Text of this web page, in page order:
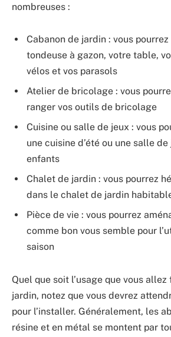
nombreuses :
Cabanon de jardin : vous
tondeuse à gazon, votre table,
vélos et vos parasols
Atelier de bricolage : vous
ranger vos outils de bricolage
Cuisine ou salle de jeux : vous
une cuisine d’été ou une salle
enfants
Chalet de jardin : vous pourrez
dans le chalet de jardin
Pièce de vie : vous pourrez
comme bon vous semble pour
saison
Quel que soit l’usage que vous allez
jardin, notez que vous devrez
pour l’installer. Généralement, les
résine et en métal se montent par